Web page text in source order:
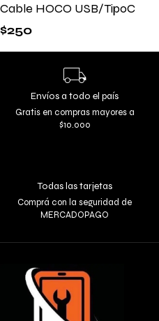
Cable HOCO USB/TipoC
$250
Envíos a todo el país
Gratis en compras mayores a
$10.000
Todas las tarjetas
Comprá con la seguridad de
MERCADOPAGO